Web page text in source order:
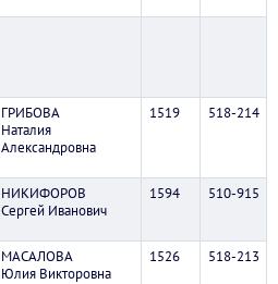
ГРИБОВА
Наталия
Александровна
1519 518-214
НИКИФОРОВ
Сергей Иванович
1594 510-915
МАСАЛОВА
Юлия Викторовна
1526 518-213